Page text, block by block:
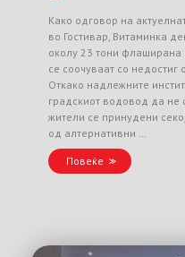
Како одговор на
во Гостивар, Витаминка
околу 23 тони флаширана
се соочуваат со
Откако надлежните
градскиот водовод да не
жители се принудени
од алтернативни …
Повеќе